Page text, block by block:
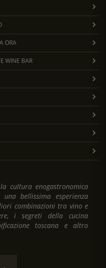
ORA
WINE BAR
cultura enogastronomica
bellissima esperienza
combinazioni tra vino e
i segreti della cucina
toscana e altro